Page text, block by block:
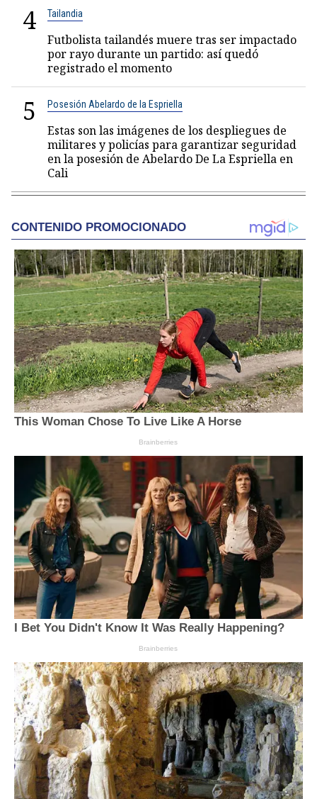
4 Tailandia
Futbolista tailandés muere tras ser impactado
por rayo durante un partido: así quedó
registrado el momento
5 Posesión Abelardo de la Espriella
Estas son las imágenes de los despliegues de
militares y policías para garantizar seguridad
en la posesión de Abelardo De La Espriella en
Cali